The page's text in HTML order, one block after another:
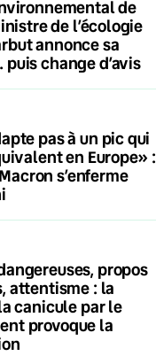
de
de l’écologie
annonce sa
change d’avis
pas à un pic qui
en Europe» :
s’enferme
propos
attentisme : la
canicule par le
provoque la